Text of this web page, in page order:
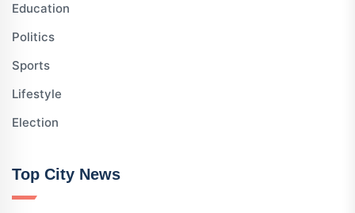
Education
Politics
Sports
Lifestyle
Election
Top City News